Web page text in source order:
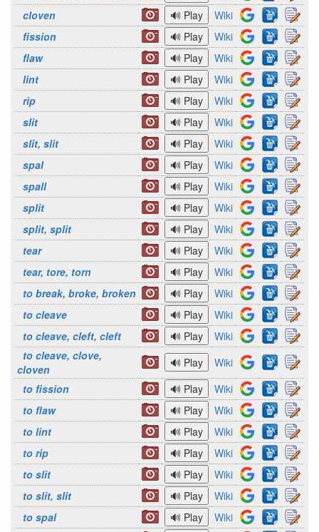
cloven
Wiki
fission
Wiki
flaw
Wiki
lint
Wiki
rip
Wiki
slit
Wiki
slit, slit
Wiki
spal
Wiki
spall
Wiki
split
Wiki
split, split
Wiki
tear
Wiki
tear, tore, torn
Wiki
to break, broke, broken
Wiki
to cleave
Wiki
to cleave, cleft, cleft
Wiki
to cleave, clove,
cloven
Wiki
to fission
Wiki
to flaw
Wiki
to lint
Wiki
to rip
Wiki
to slit
Wiki
to slit, slit
Wiki
to spal
Wiki